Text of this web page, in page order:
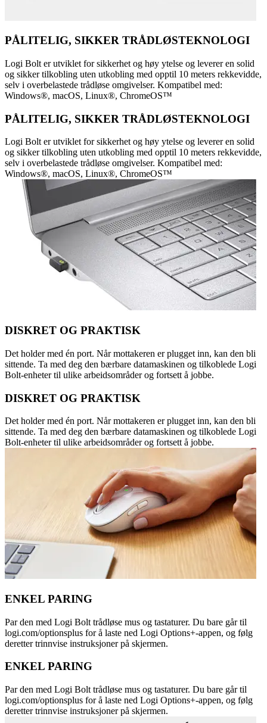
PÅLITELIG, SIKKER TRÅDLØSTEKNOLOGI
Logi Bolt er utviklet for sikkerhet og høy ytelse og leverer en solid
og sikker tilkobling uten utkobling med opptil 10 meters rekkevidde,
selv i overbelastede trådløse omgivelser. Kompatibel med:
Windows®, macOS, Linux®, ChromeOS™
PÅLITELIG, SIKKER TRÅDLØSTEKNOLOGI
Logi Bolt er utviklet for sikkerhet og høy ytelse og leverer en solid
og sikker tilkobling uten utkobling med opptil 10 meters rekkevidde,
selv i overbelastede trådløse omgivelser. Kompatibel med:
Windows®, macOS, Linux®, ChromeOS™
DISKRET OG PRAKTISK
Det holder med én port. Når mottakeren er plugget inn, kan den bli
sittende. Ta med deg den bærbare datamaskinen og tilkoblede Logi
Bolt-enheter til ulike arbeidsområder og fortsett å jobbe.
DISKRET OG PRAKTISK
Det holder med én port. Når mottakeren er plugget inn, kan den bli
sittende. Ta med deg den bærbare datamaskinen og tilkoblede Logi
Bolt-enheter til ulike arbeidsområder og fortsett å jobbe.
ENKEL PARING
Par den med Logi Bolt trådløse mus og tastaturer. Du bare går til
logi.com/optionsplus for å laste ned Logi Options+-appen, og følg
deretter trinnvise instruksjoner på skjermen.
ENKEL PARING
Par den med Logi Bolt trådløse mus og tastaturer. Du bare går til
logi.com/optionsplus for å laste ned Logi Options+-appen, og følg
deretter trinnvise instruksjoner på skjermen.